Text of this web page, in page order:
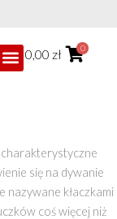
0,00 zł 0
się na dywanie
nazywane kłaczkami
coś więcej niż